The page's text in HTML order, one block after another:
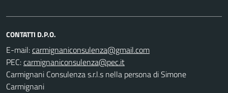
CONTATTI D.P.O.
E-mail:
PEC:
Carmignani Consulenza s.r.l.s nella persona di Simone
Carmignani